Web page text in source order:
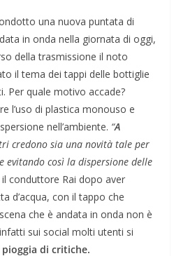
una nuova puntata di
in onda nella giornata di oggi,
della trasmissione il noto
il tema dei tappi delle bottiglie
Per quale motivo accade?
l’uso di plastica monouso e
nell’ambiente. “A
credono sia una novità tale per
evitando così la dispersione delle
conduttore Rai dopo aver
d’acqua, con il tappo che
che è andata in onda non è
sui social molti utenti si
pioggia di critiche.